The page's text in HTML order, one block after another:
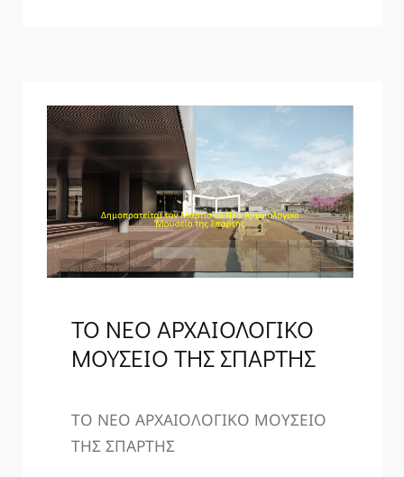
ΤΟ ΝΕΟ ΑΡΧΑΙΟΛΟΓΙΚΟ
ΜΟΥΣΕΙΟ ΤΗΣ ΣΠΑΡΤΗΣ
ΤΟ ΝΕΟ ΑΡΧΑΙΟΛΟΓΙΚΟ ΜΟΥΣΕΙΟ
ΤΗΣ ΣΠΑΡΤΗΣ